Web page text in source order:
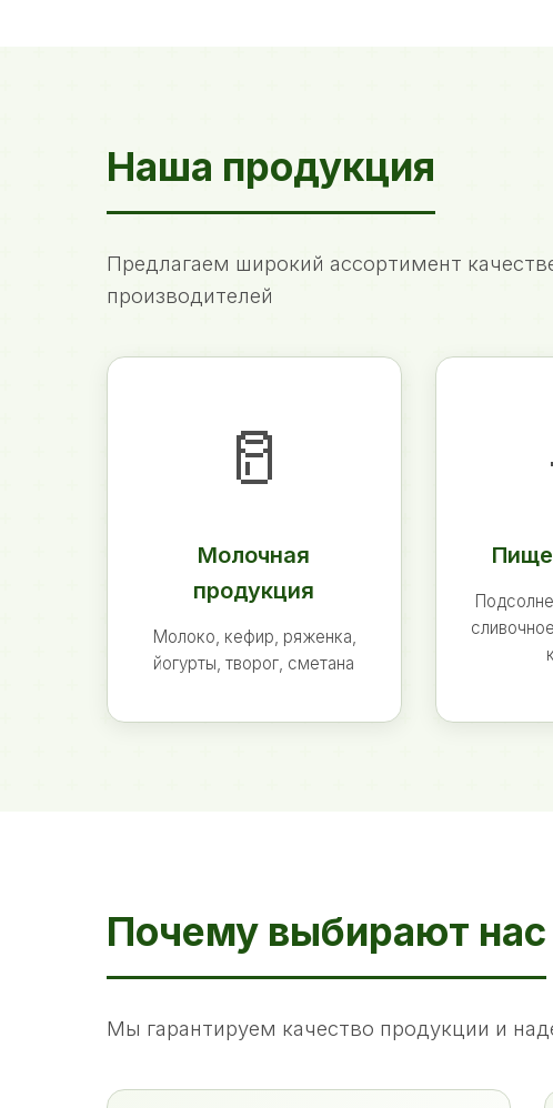
Наша продукция
Предлагаем широкий ассортимент
производителей
🥛
Молочная
продукция
Молоко, кефир, ряженка,
йогурты, творог, сметана
Почему выбирают нас
Мы гарантируем качество продукции и